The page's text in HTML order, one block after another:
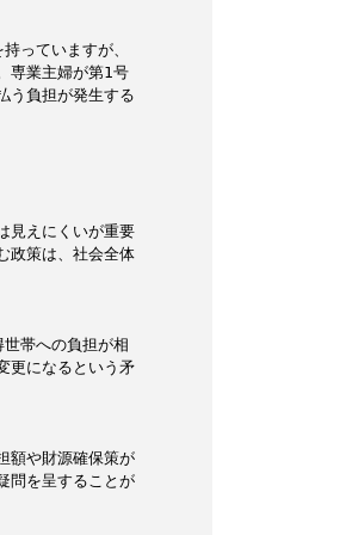
ていますが、
業主婦が第1号
負担が発生する
えにくいが重要
策は、社会全体
への負担が相
になるという矛
や財源確保策が
を呈することが